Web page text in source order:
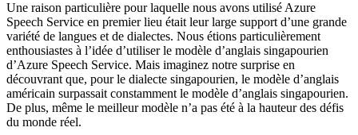
Une raison particulière pour laquelle nous avons utilisé Azure
Speech Service en premier lieu était leur large support d’une grande
variété de langues et de dialectes. Nous étions particulièrement
enthousiastes à l’idée d’utiliser le modèle d’anglais singapourien
d’Azure Speech Service. Mais imaginez notre surprise en
découvrant que, pour le dialecte singapourien, le modèle d’anglais
américain surpassait constamment le modèle d’anglais singapourien.
De plus, même le meilleur modèle n’a pas été à la hauteur des défis
du monde réel.